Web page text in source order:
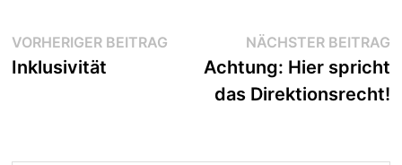
Beitragsnavigation
VORHERIGER BEITRAG Vorheriger
Beitrag:
Inklusivität
NÄCHSTER BEITRAG
Achtung: Hier spricht
das Direktionsrecht!